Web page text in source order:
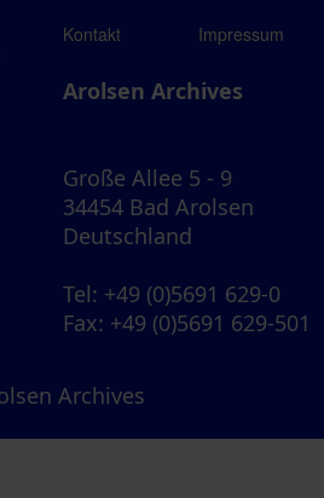
Kontakt Impressum
Arolsen Archives
Große Allee 5 - 9
34454 Bad Arolsen
Deutschland
Tel: +49 (0)5691 629-0
Fax: +49 (0)5691 629-501
Archives